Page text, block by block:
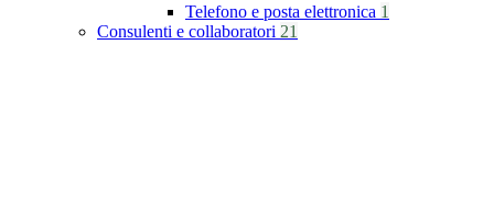
Telefono e posta elettronica 1
Consulenti e collaboratori 21